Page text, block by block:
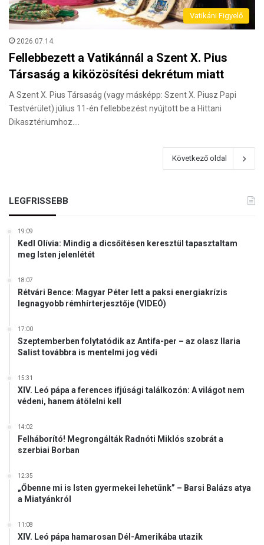
Vatikáni Figyelő
2026.07.14.
Fellebbezett a Vatikánnál a Szent X. Pius
Társaság a kiközösítési dekrétum miatt
A Szent X. Pius Társaság (vagy másképp: Szent X. Piusz Papi
Testvérület) július 11-én fellebbezést nyújtott be a Hittani
Dikasztériumhoz.…
Következő oldal
LEGFRISSEBB
19:09
Kedl Olívia: Mindig a dicsőítésen keresztül tapasztaltam
meg Isten jelenlétét
18:07
Rétvári Bence: Magyar Péter lett a paksi energiakrízis
legnagyobb rémhírterjesztője (VIDEÓ)
17:00
Szeptemberben folytatódik az Antifa-per – az olasz Ilaria
Salist továbbra is mentelmi jog védi
15:31
XIV. Leó pápa a ferences ifjúsági találkozón: A világot nem
védeni, hanem átölelni kell
14:02
Felháborító! Megrongálták Radnóti Miklós szobrát a
szerbiai Borban
12:35
„Őbenne mi is Isten gyermekei lehetünk” – Barsi Balázs atya
a Miatyánkról
11:08
XIV. Leó pápa hamarosan Dél-Amerikába utazik